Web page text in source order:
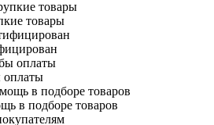
товары
оплаты
в подборе товаров